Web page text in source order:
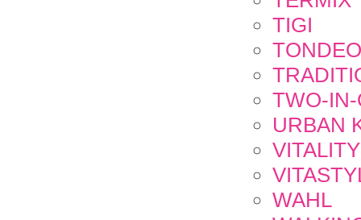
TIGI
TONDEO
TWO-
URBAN
WAHL